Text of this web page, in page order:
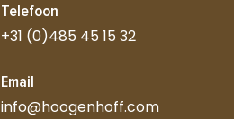
Telefoon
+31 (0)485 45 15 32
Email
info@hoogenhoff.com